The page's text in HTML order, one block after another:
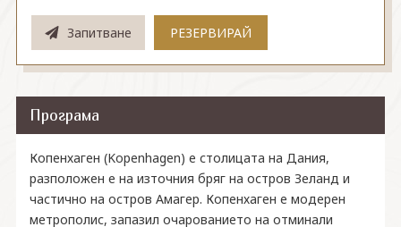
Запитване РЕЗЕРВИРАЙ
Програма
Копенхаген (Kopenhagen) е столицата на Дания,
разположен е на източния бряг на остров Зеланд и
частично на остров Амагер. Копенхаген е модерен
метрополис, запазил очарованието на отминали